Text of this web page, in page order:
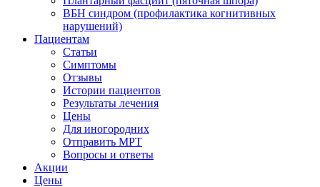
ВБН синдром (профи­лактика когнитивных
нарушений)
Пациентам
Статьи
Симптомы
Отзывы
Истории пациентов
Результаты лечения
Цены
Для иногородних
Отправить МРТ
Вопросы и ответы
Акции
Цены